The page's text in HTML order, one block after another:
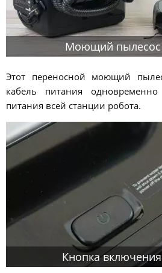
Моющий пылесос
Этот переносной моющий
кабель питания
питания всей станции робота.
Кнопка